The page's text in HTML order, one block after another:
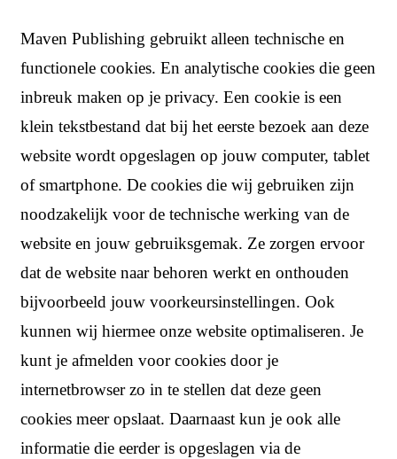
Maven Publishing gebruikt alleen technische en
functionele cookies. En analytische cookies die geen
inbreuk maken op je privacy. Een cookie is een
klein tekstbestand dat bij het eerste bezoek aan deze
website wordt opgeslagen op jouw computer, tablet
of smartphone. De cookies die wij gebruiken zijn
noodzakelijk voor de technische werking van de
website en jouw gebruiksgemak. Ze zorgen ervoor
dat de website naar behoren werkt en onthouden
bijvoorbeeld jouw voorkeursinstellingen. Ook
kunnen wij hiermee onze website optimaliseren. Je
kunt je afmelden voor cookies door je
internetbrowser zo in te stellen dat deze geen
cookies meer opslaat. Daarnaast kun je ook alle
informatie die eerder is opgeslagen via de